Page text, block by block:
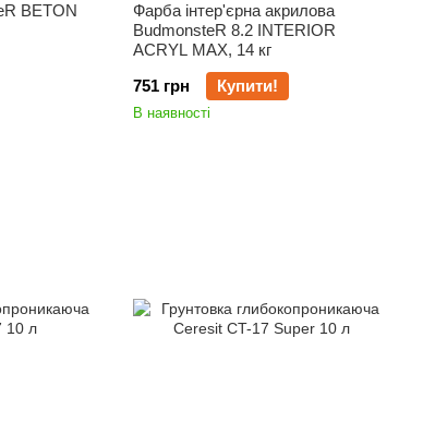
BETON
Фарба інтер'єрна акрилова
BudmonsteR 8.2 INTERIOR
ACRYL MAX, 14 кг
751 грн
Купити!
В наявності